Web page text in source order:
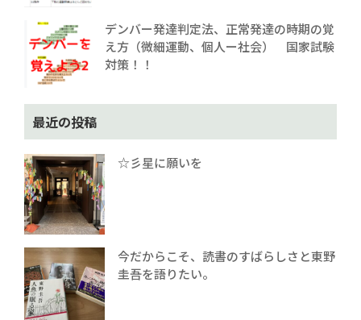
デンバー発達判定法、正常発達の時期の覚
え方（微細運動、個人ー社会） 国家試験
対策！！
最近の投稿
☆彡星に願いを
今だからこそ、読書のすばらしさと東野
圭吾を語りたい。